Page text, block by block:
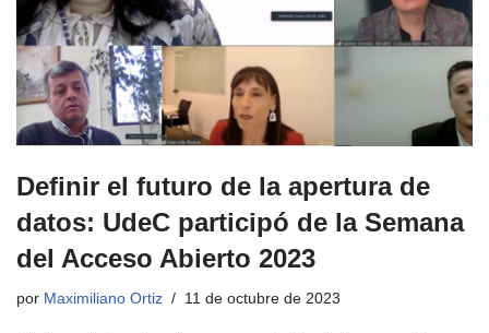
Definir el futuro de la apertura de
datos: UdeC participó de la Semana
del Acceso Abierto 2023
por Maximiliano Ortiz 11 de octubre de 2023